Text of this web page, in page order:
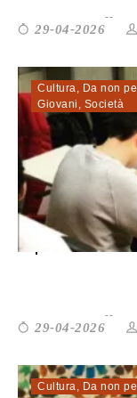
29-04-2026
Cultura, Da non
Giovani , Società
Dipende
29-04-2026
Cultura, Da non